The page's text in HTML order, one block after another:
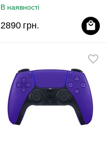
В наявності
2890 грн.